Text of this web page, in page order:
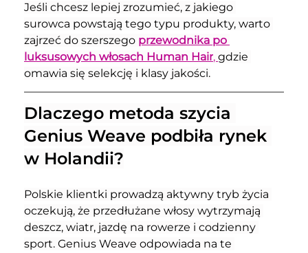
Jeśli chcesz lepiej zrozumieć, z jakiego
surowca powstają tego typu produkty, warto
zajrzeć do szerszego przewodnika po
luksusowych włosach Human Hair, gdzie
omawia się selekcję i klasy jakości.
Dlaczego metoda szycia
Genius Weave podbiła rynek
w Holandii?
Polskie klientki prowadzą aktywny tryb życia
oczekują, że przedłużane włosy wytrzymają
deszcz, wiatr, jazdę na rowerze i codzienny
sport. Genius Weave odpowiada na te